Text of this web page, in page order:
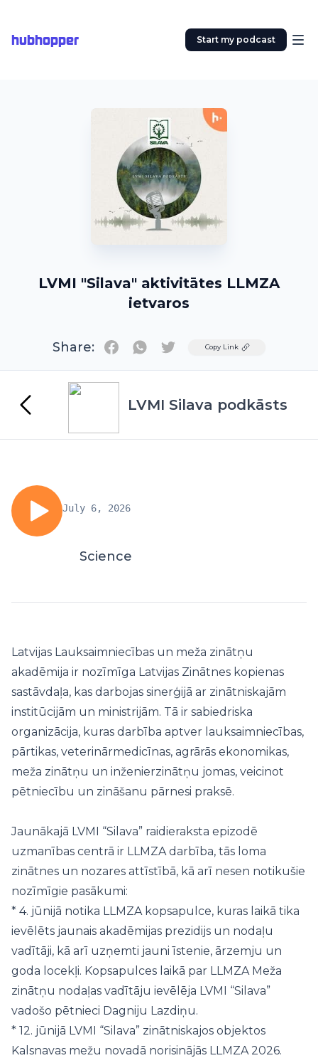
hubhopper Start my podcast
LVMI "Silava" aktivitātes LLMZA
ietvaros
Share: TwitterCopy Link
LVMI Silava podkāsts
July 6, 2026
Science
Latvijas Lauksaimniecības un meža zinātņu
akadēmija ir nozīmīga Latvijas Zinātnes kopienas
sastāvdaļa, kas darbojas sinerģijā ar zinātniskajām
institūcijām un ministrijām. Tā ir sabiedriska
organizācija, kuras darbība aptver lauksaimniecības,
pārtikas, veterinārmedicīnas, agrārās ekonomikas,
meža zinātņu un inženierzinātņu jomas, veicinot
pētniecību un zināšanu pārnesi praksē.
Jaunākajā LVMI “Silava” raidieraksta epizodē
uzmanības centrā ir LLMZA darbība, tās loma
zinātnes un nozares attīstībā, kā arī nesen notikušie
nozīmīgie pasākumi:
* 4. jūnijā notika LLMZA kopsapulce, kuras laikā tika
ievēlēts jaunais akadēmijas prezidijs un nodaļu
vadītāji, kā arī uzņemti jauni īstenie, ārzemju un
goda locekļi. Kopsapulces laikā par LLMZA Meža
zinātņu nodaļas vadītāju ievēlēja LVMI “Silava”
vadošo pētnieci Dagniju Lazdiņu.
* 12. jūnijā LVMI “Silava” zinātniskajos objektos
Kalsnavas mežu novadā norisinājās LLMZA 2026.